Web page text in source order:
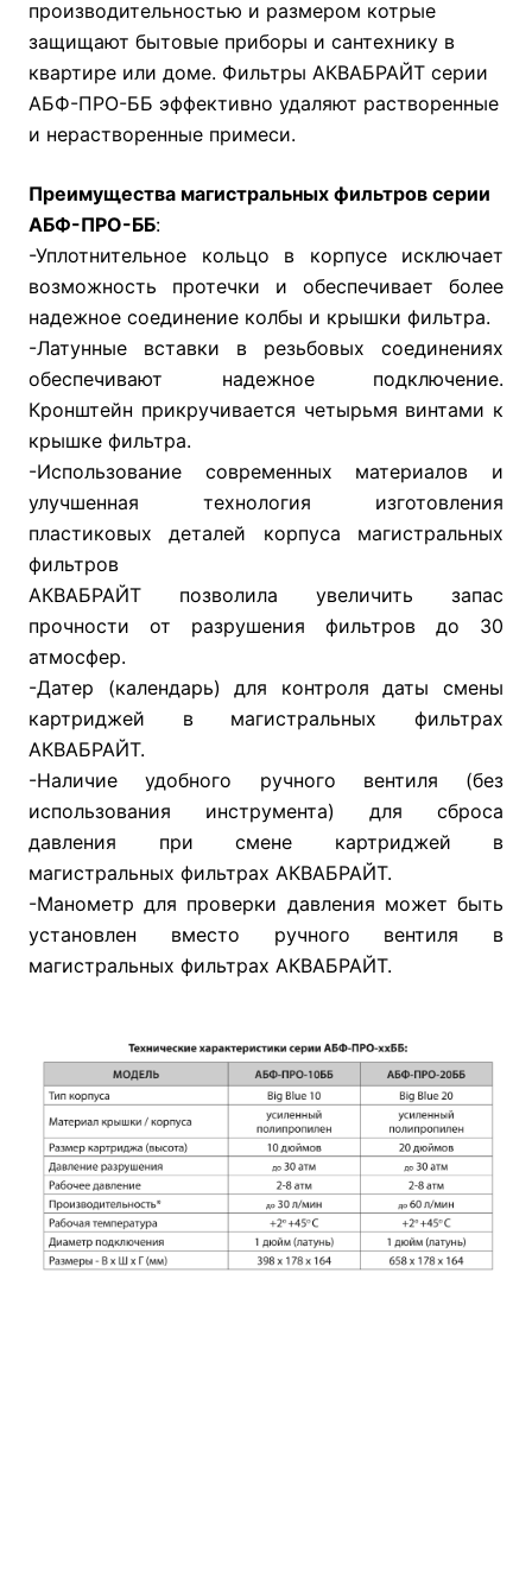
производительностью и размером котрые
защищают бытовые приборы и сантехнику в
квартире или доме. Фильтры АКВАБРАЙТ серии
АБФ-ПРО-ББ эффективно удаляют растворенные
и нерастворенные примеси.
Преимущества магистральных фильтров серии
АБФ-ПРО-ББ:
-Уплотнительное кольцо в корпусе исключает
возможность протечки и обеспечивает более
надежное соединение колбы и крышки фильтра.
-Латунные вставки в резьбовых соединениях
обеспечивают надежное подключение.
Кронштейн прикручивается четырьмя винтами к
крышке фильтра.
-Использование современных материалов и
улучшенная технология изготовления
пластиковых деталей корпуса магистральных
фильтров
АКВАБРАЙТ позволила увеличить запас
прочности от разрушения фильтров до 30
атмосфер.
-Датер (календарь) для контроля даты смены
картриджей в магистральных фильтрах
АКВАБРАЙТ.
-Наличие удобного ручного вентиля (без
использования инструмента) для сброса
давления при смене картриджей в
магистральных фильтрах АКВАБРАЙТ.
-Манометр для проверки давления может быть
установлен вместо ручного вентиля в
магистральных фильтрах АКВАБРАЙТ.